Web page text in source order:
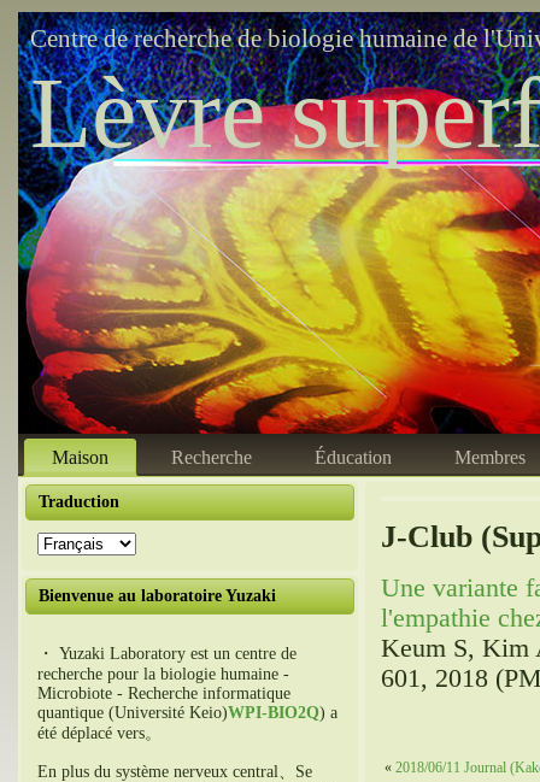
Centre de recherche de biologie humaine de
Lèvre
Maison Recherche Éducation Membres
Traduction
Bienvenue au laboratoire Yuzaki
・ Yuzaki Laboratory est un centre de
recherche pour la biologie humaine -
Microbiote - Recherche informatique
quantique (Université Keio)WPI-BIO2Q) a
été déplacé vers。
En plus du système nerveux central、Se
J-Club
Une variante
l'empathie
Keum S, Kim
601, 2018
« 2018/06/11 Journal